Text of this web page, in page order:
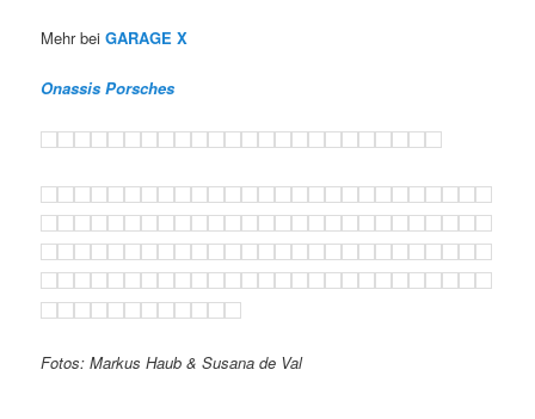
Mehr beiGARAGE X
Onassis Porsches
Fotos: Markus Haub & Susana de Val